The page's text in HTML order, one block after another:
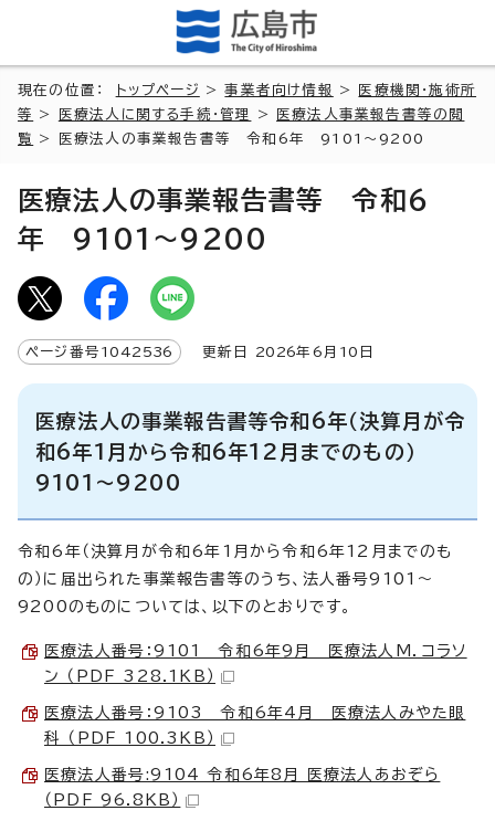
現在の位置： トップページ >事業者向け情報 >
医療機関・施術所
等
> 医療法人に関する手続・管理 >
医療法人事業報告書等の閲
覧
> 医療法人の事業報告書等 令和6年 9101～9200
医療法人の事業報告書等 令和6
年 9101～9200
ページ番号 1042536 更新日 2026年6月 10 日
医療法人の事業報告書等令和6年（決算月が令
和6年1月から令和6年12月までのもの）
9101～9200
令和6年（決算月が令和6年1月から令和6年12月までのも
の）に届出られた事業報告書等のうち、法人番号9101～
9200のものについては、以下のとおりです。
医療法人番号：9101 令和6年9月 医療法人M．コラソ
ン （PDF 328.1KB）
医療法人番号：9103 令和6年4月 医療法人みやた眼
科 （PDF 100.3KB）
医療法人番号:9104 令和6年8月 医療法人あおぞら
（PDF 96.8KB）